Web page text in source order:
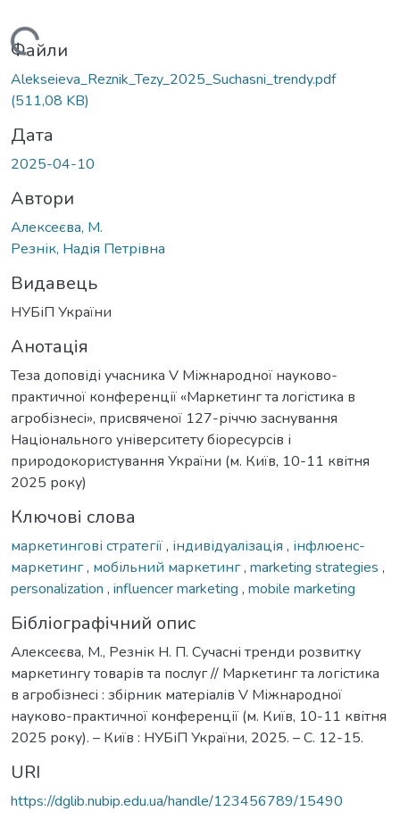
Вантажиться...
Файли
Alekseieva_Reznik_Tezy_2025_Suchasni_trendy.pdf
(511,08 KB)
Дата
2025-04-10
Автори
Алексеєва, М.
Резнік, Надія Петрівна
Видавець
НУБіП України
Анотація
Теза доповіді учасника V Міжнародної науково-
практичної конференції «Маркетинг та логістика в
агробізнесі», присвяченої 127-річчю заснування
Національного університету біоресурсів і
природокористування України (м. Київ, 10-11 квітня
2025 року)
Ключові слова
маркетингові стратегії, індивідуалізація , інфлюенс-
маркетинг, мобільний маркетинг, marketing strategies ,
personalization , influencer marketing , mobile marketing
Бібліографічний опис
Алексеєва, М., Резнік Н. П. Сучасні тренди розвитку
маркетингу товарів та послуг // Маркетинг та логістика
в агробізнесі : збірник матеріалів V Міжнародної
науково-практичної конференції (м. Київ, 10-11 квітня
2025 року). – Київ : НУБіП України, 2025. – С. 12-15.
URI
https://dglib.nubip.edu.ua/handle/123456789/15490